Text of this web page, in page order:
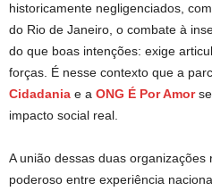
historicamente negligenciados,
do Rio de Janeiro, o combate à
do que boas intenções: exige
forças. É nesse contexto que a
Cidadania e a ONG É Por Amorse
impacto social real.
A união dessas duas
poderoso entre experiência